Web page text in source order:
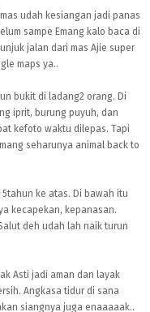
udah kesiangan jadi panas
sampe Emang kalo baca di
jalan dari mas Ajie super
maps ya..
bukit di ladang2 orang. Di
iprit, burung puyuh, dan
kefoto waktu dilepas. Tapi
seharunya animal back to
ke atas. Di bawah itu
kecapekan, kepanasan.
deh udah lah naik turun
Asti jadi aman dan layak
Angkasa tidur di sana
siangnya juga enaaaaak..